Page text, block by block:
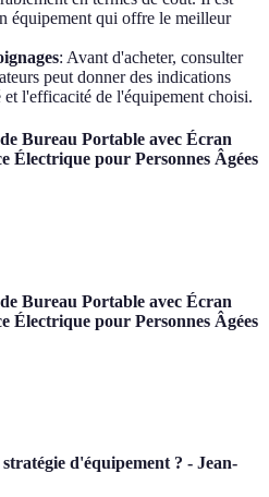
équipement qui offre le meilleur
: Avant d'acheter, consulter
peut donner des indications
l'efficacité de l'équipement choisi.
Bureau Portable avec Écran
Électrique pour Personnes Âgées
Bureau Portable avec Écran
Électrique pour Personnes Âgées
d'équipement ? - Jean-